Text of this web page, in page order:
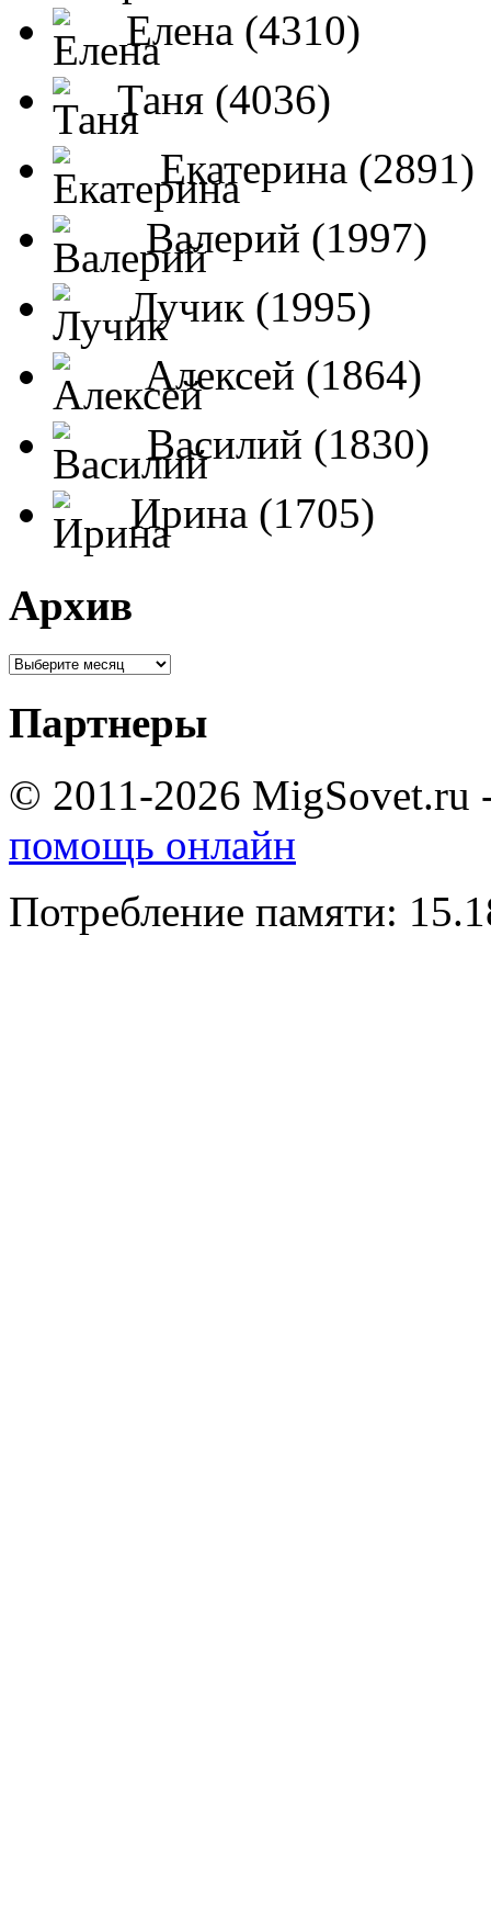
Елена (4310)
Таня (4036)
Екатерина (2891)
Валерий (1997)
Лучик (1995)
Алексей (1864)
Василий (1830)
Ирина (1705)
Архив
Партнеры
© 2011-2026 MigSovet.ru
помощь онлайн
Потребление памяти: